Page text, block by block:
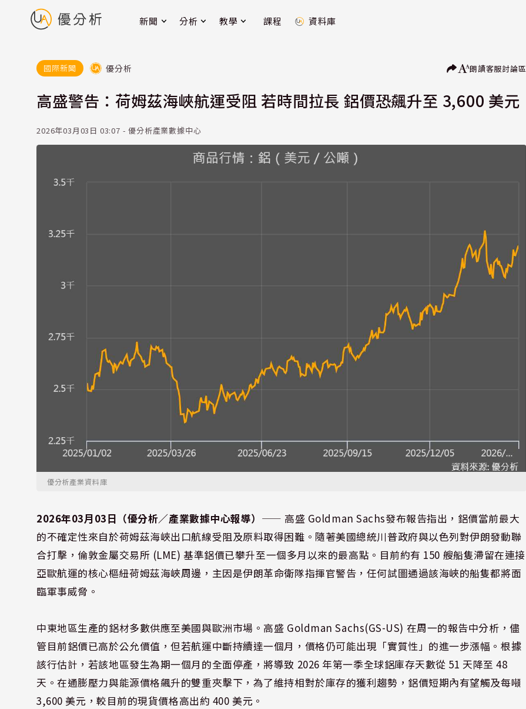
新聞 分析 教學 課程 資料庫
國際新聞 優分析 朗讀客服討論區
高盛警告：荷姆茲海峽航運受阻 若時間拉長 鋁價恐飆升至 3,600 美元
2026年03月03日 03:07 - 優分析產業數據中心
優分析產業資料庫
2026年03月03日（優分析／產業數據中心報導） ⸺ 高盛 Goldman Sachs發布報告指出，鋁價當前最大
的不確定性來自於荷姆茲海峽出口航線受阻及原料取得困難。隨著美國總統川普政府與以色列對伊朗發動聯
合打擊，倫敦金屬交易所 (LME) 基準鋁價已攀升至一個多月以來的最高點。目前約有 150 艘船隻滯留在連接
亞歐航運的核心樞紐荷姆茲海峽周邊，主因是伊朗革命衛隊指揮官警告，任何試圖通過該海峽的船隻都將面
臨軍事威脅。
中東地區生產的鋁材多數供應至美國與歐洲市場。高盛 Goldman Sachs(GS-US) 在周一的報告中分析，儘
管目前鋁價已高於公允價值，但若航運中斷持續達一個月，價格仍可能出現「實質性」的進一步漲幅。根據
該行估計，若該地區發生為期一個月的全面停產，將導致 2026 年第一季全球鋁庫存天數從 51 天降至 48
天。在通膨壓力與能源價格飆升的雙重夾擊下，為了維持相對於庫存的獲利趨勢，鋁價短期內有望觸及每噸
3,600 美元，較目前的現貨價格高出約 400 美元。